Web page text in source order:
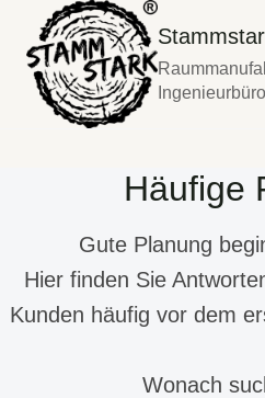
Inhalt
springen
Ingenieurbüro
Häufige
Gute Planung
Hier finden Sie
Kunden häufig vor dem
Wonach